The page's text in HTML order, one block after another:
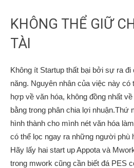
KHÔNG THỂ GIỮ
TÀI
Không ít Startup thất bại bởi sự ra đi
năng. Nguyên nhân của việc này
hợp về văn hóa, không đồng nhất
bằng trong phân chia lợi nhuận.Thứ
hình thành cho mình nét văn hóa
có thể lọc ngay ra những người phù
Hãy lấy hai start up Appota và
trong mwork cũng cần biết đá PES